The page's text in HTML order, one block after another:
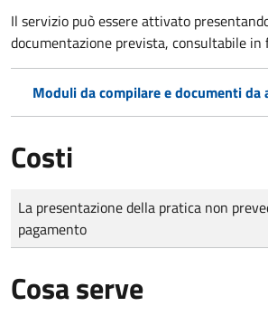
Il servizio può essere attivato
documentazione prevista, consultabile in
Moduli da compilare e documenti da
Costi
Tipo di pagamento
Importo
La presentazione della pratica non
pagamento
Cosa serve